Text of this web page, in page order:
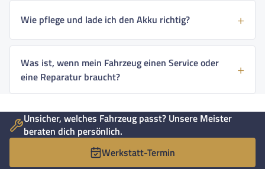
Wie pflege und lade ich den Akku richtig?
Was ist, wenn mein Fahrzeug einen Service oder
eine Reparatur braucht?
Unsicher, welches Fahrzeug passt? Unsere Meister
beraten dich persönlich.
Werkstatt-Termin